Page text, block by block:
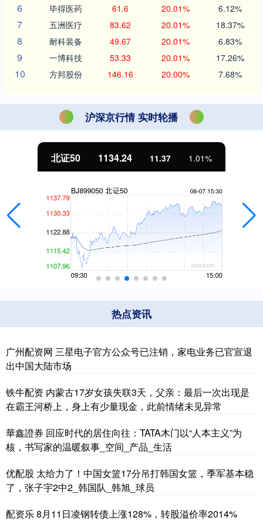
6 毕得医药 61.6 20.01% 6.12%
7 五洲医疗 83.62 20.01% 18.37%
8 耐科装备 49.67 20.01% 6.83%
9 一博科技 53.33 20.01% 17.26%
10 方邦股份 146.16 20.00% 7.68%
沪深京行情 实时轮播
北证50 1134.24 11.37 1.01%
热点资讯
广州配资网 三星电子官方公众号已注销，家电业务已官宣退
出中国大陆市场
铁牛配资 内蒙古17岁女孩失联3天，父亲：最后一次出现是
在霸王河桥上，身上有少量现金，此前情绪未见异常
華鑫證券 回应时代的居住向往：TATA木门以“人本主义”为
核，书写家的温暖叙事_空间_产品_生活
优配股 太给力了！中国女篮17分吊打韩国女篮，季军基本稳
了，张子宇2中2_韩国队_韩旭_球员
配资乐 8月11日凌钢转债上涨128%，转股溢价率2014%